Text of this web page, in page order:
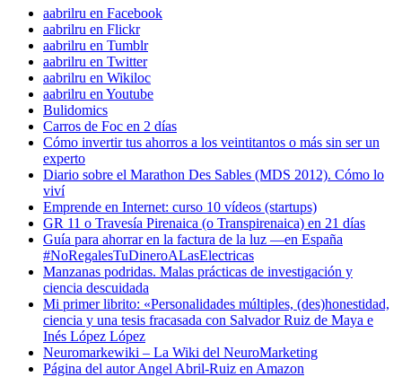
aabrilru en Facebook
aabrilru en Flickr
aabrilru en Tumblr
aabrilru en Twitter
aabrilru en Wikiloc
aabrilru en Youtube
Bulidomics
Carros de Foc en 2 días
Cómo invertir tus ahorros a los veintitantos o más sin ser un
experto
Diario sobre el Marathon Des Sables (MDS 2012). Cómo lo
viví
Emprende en Internet: curso 10 vídeos (startups)
GR 11 o Travesía Pirenaica (o Transpirenaica) en 21 días
Guía para ahorrar en la factura de la luz —en España
#NoRegalesTuDineroALasElectricas
Manzanas podridas. Malas prácticas de investigación y
ciencia descuidada
Mi primer librito: «Personalidades múltiples, (des)honestidad,
ciencia y una tesis fracasada con Salvador Ruiz de Maya e
Inés López López
Neuromarkewiki – La Wiki del NeuroMarketing
Página del autor Angel Abril-Ruiz en Amazon